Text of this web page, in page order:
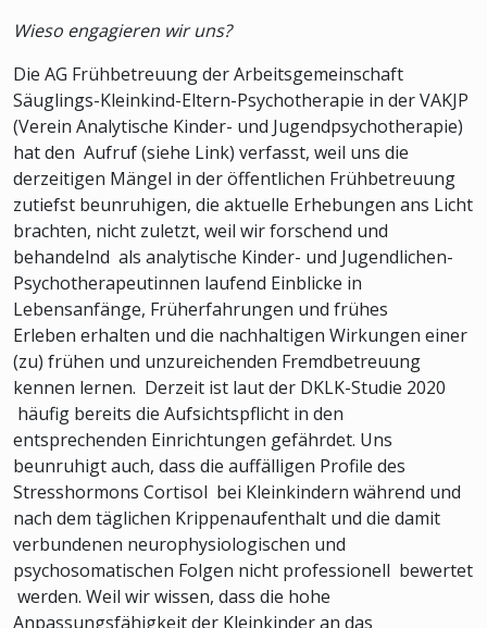
Wieso engagieren wir uns?
Die AG Frühbetreuung der Arbeitsgemeinschaft
Säuglings-Kleinkind-Eltern-Psychotherapie in der VAKJP
(Verein Analytische Kinder- und Jugendpsychotherapie)
hat den Aufruf (siehe Link) verfasst, weil uns die
derzeitigen Mängel in der öffentlichen Frühbetreuung
zutiefst beunruhigen, die aktuelle Erhebungen ans Licht
brachten, nicht zuletzt, weil wir forschend und
behandelnd als analytische Kinder- und Jugendlichen-
Psychotherapeutinnen laufend Einblicke in
Lebensanfänge, Früherfahrungen und frühes
Erleben erhalten und die nachhaltigen Wirkungen einer
(zu) frühen und unzureichenden Fremdbetreuung
kennen lernen. Derzeit ist laut der DKLK-Studie 2020
häufig bereits die Aufsichtspflicht in den
entsprechenden Einrichtungen gefährdet. Uns
beunruhigt auch, dass die auffälligen Profile des
Stresshormons Cortisol bei Kleinkindern während und
nach dem täglichen Krippenaufenthalt und die damit
verbundenen neurophysiologischen und
psychosomatischen Folgen nicht professionell bewertet
werden. Weil wir wissen, dass die hohe
Anpassungsfähigkeit der Kleinkinder an das